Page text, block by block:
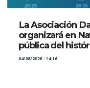
La Asociación
organizará en
pública del
04/08/2026 - 14:16